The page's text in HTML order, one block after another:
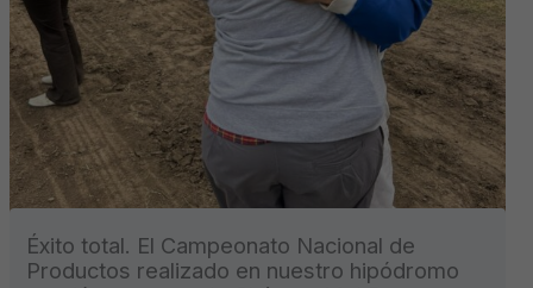
Éxito total. El Campeonato Nacional de
Productos realizado en nuestro hipódromo